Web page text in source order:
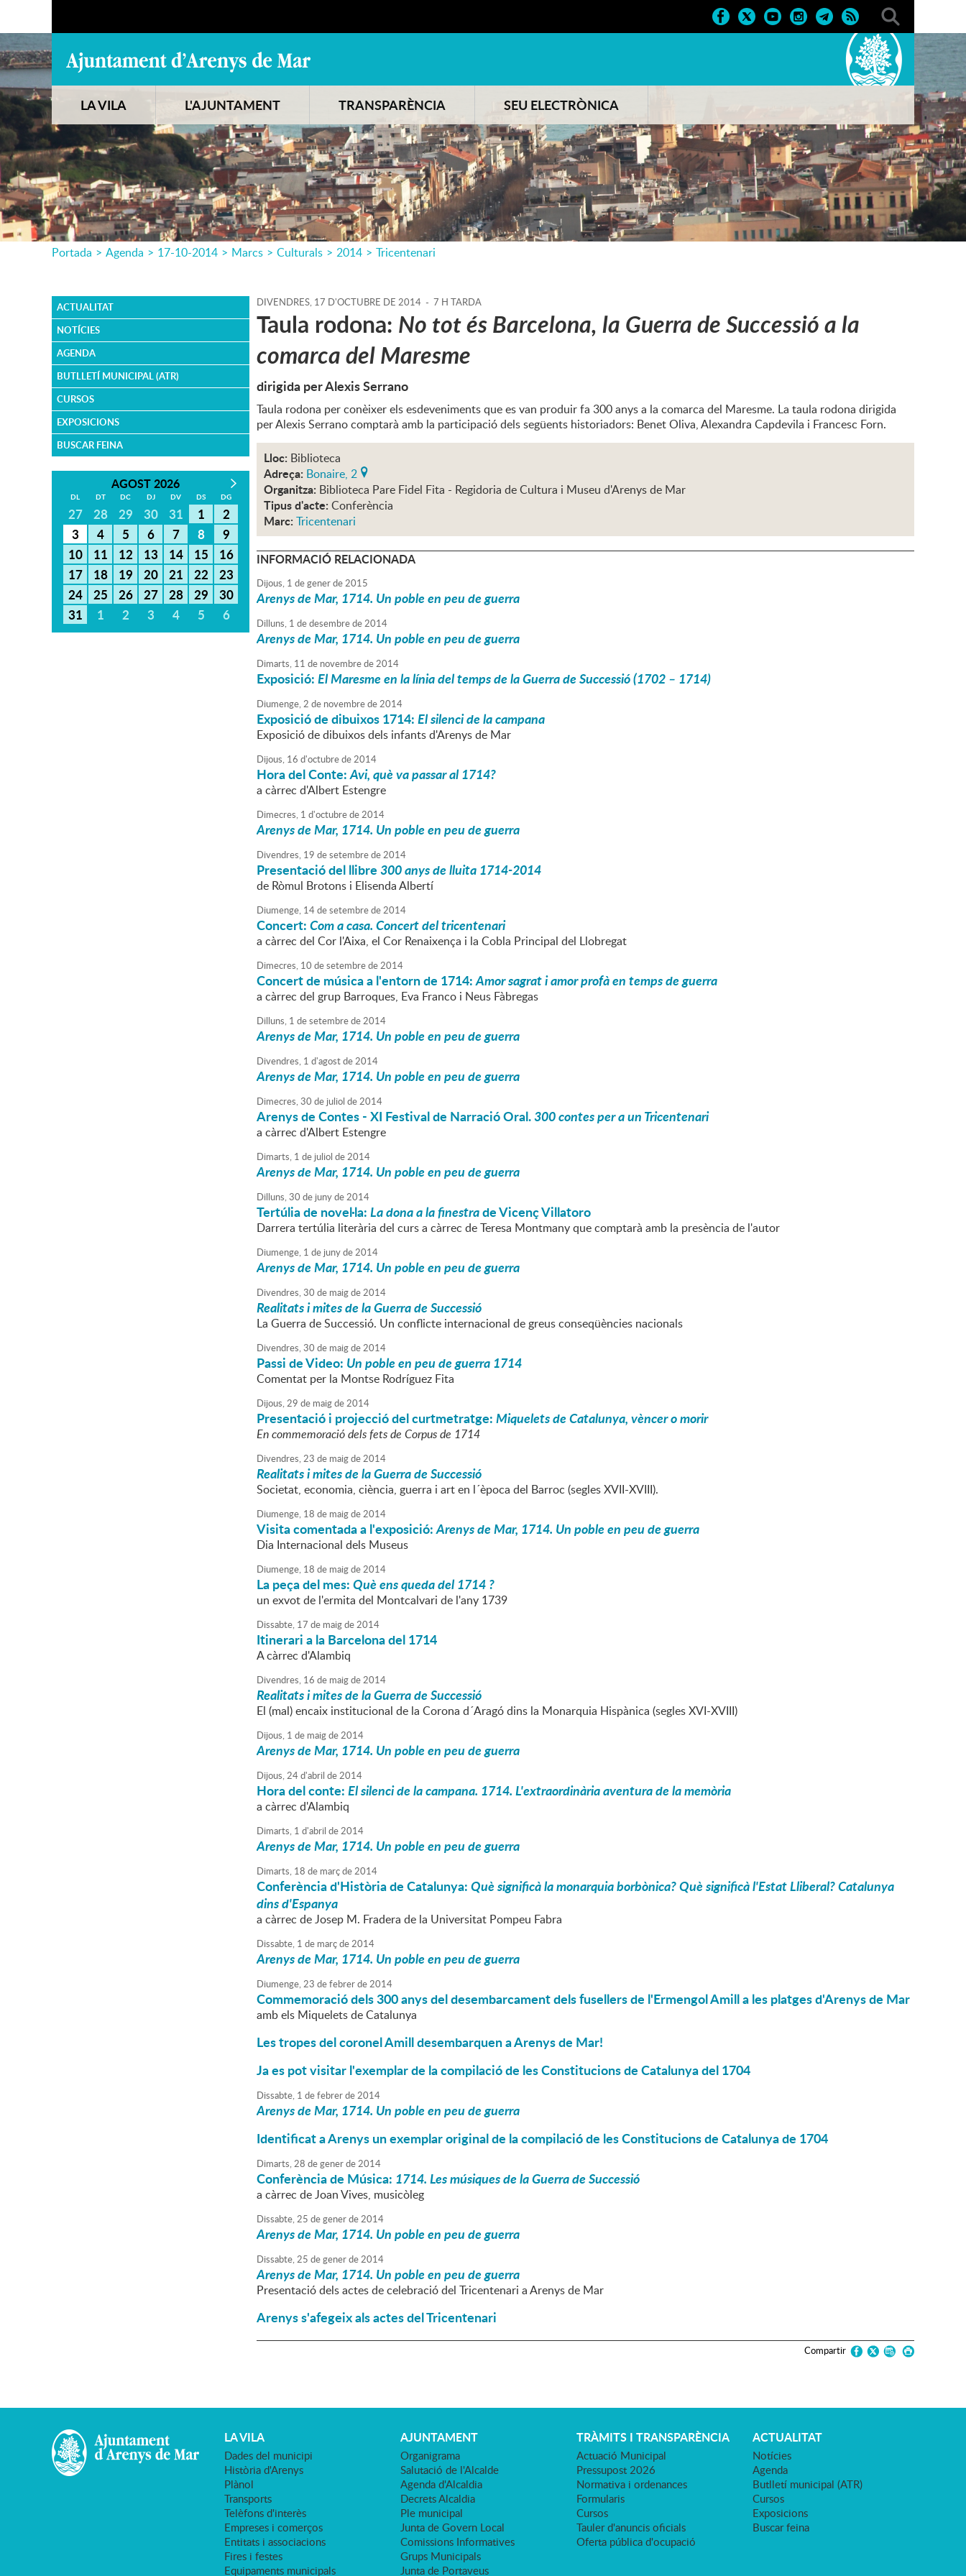
LA VILA L'AJUNTAMENT TRANSPARÈNCIA SEU ELECTRÒNICA
Portada > Agenda > 17-10-2014 > Marcs > Culturals > 2014 > Tricentenari
ACTUALITAT
NOTÍCIES
AGENDA
BUTLLETÍ MUNICIPAL (ATR)
CURSOS
EXPOSICIONS
BUSCAR FEINA
AGOST 2026
DL DT DC DJ DV DS DG
27 28 29 30 31 1
2
3
4 5 6 7 8
9
10
11 12 13 14 15
16
17
18 19 20 21 22
23
24
25 26 27 28 29
30
31
1 2 3 4 5 6
DIVENDRES, 17 D'OCTUBRE DE 2014 - 7 H TARDA
Taula rodona: No tot és Barcelona, la Guerra de Successió a la
comarca del Maresme
dirigida per Alexis Serrano
Taula rodona per conèixer els esdeveniments que es van produir fa 300 anys a la comarca del Maresme. La taula rodona dirigida
per Alexis Serrano comptarà amb la participació dels següents historiadors: Benet Oliva, Alexandra Capdevila i Francesc Forn.
Lloc: Biblioteca
Adreça: Bonaire, 2
Organitza: Biblioteca Pare Fidel Fita - Regidoria de Cultura i Museu d'Arenys de Mar
Tipus d'acte: Conferència
Marc: Tricentenari
INFORMACIÓ RELACIONADA
Dijous, 1 degenerde2015
Arenys de Mar, 1714. Un poble en peu de guerra
Dilluns, 1 dedesembrede2014
Arenys de Mar, 1714. Un poble en peu de guerra
Dimarts, 11 de novembrede2014
Exposició:El Maresme en la línia del temps de la Guerra de Successió (1702 – 1714)
Diumenge,2 de novembrede2014
Exposició de dibuixos 1714:El silenci de la campana
Exposició de dibuixos dels infants d'Arenys de Mar
Dijous, 16 d'octubrede2014
Hora del Conte:Avi, què va passar al 1714?
a càrrec d'Albert Estengre
Dimecres, 1 d'octubrede2014
Arenys de Mar, 1714. Un poble en peu de guerra
Divendres, 19 desetembrede2014
Presentació del llibre300 anys de lluita 1714-2014
de Ròmul Brotons i Elisenda Albertí
Diumenge, 14desetembrede2014
Concert:Com a casa. Concert del tricentenari
a càrrec del Cor l'Aixa, el Cor Renaixença i la Cobla Principal del Llobregat
Dimecres, 10 desetembrede2014
Concert de música a l'entorn de 1714:Amor sagrat i amor profà en temps de guerra
a càrrec del grup Barroques, Eva Franco i Neus Fàbregas
Dilluns, 1 desetembrede2014
Arenys de Mar, 1714. Un poble en peu de guerra
Divendres, 1 d'agostde2014
Arenys de Mar, 1714. Un poble en peu de guerra
Dimecres,30 de juliol de2014
Arenys de Contes - XI Festival de Narració Oral.300 contes per a un Tricentenari
a càrrec d'Albert Estengre
Dimarts, 1 de juliol de2014
Arenys de Mar, 1714. Un poble en peu de guerra
Dilluns,30 de junyde2014
Tertúlia de novel·la:La dona a la finestrade Vicenç Villatoro
Darrera tertúlia literària del curs a càrrec de Teresa Montmany que comptarà amb la presència de l'autor
Diumenge, 1 de junyde2014
Arenys de Mar, 1714. Un poble en peu de guerra
Divendres,30 de maigde2014
Realitats i mites de la Guerra de Successió
La Guerra de Successió. Un conflicte internacional de greus conseqüències nacionals
Divendres,30 de maigde2014
Passi de Video: Un poble en peu de guerra 1714
Comentat per la Montse Rodríguez Fita
Dijous,29 de maigde2014
Presentació i projecció del curtmetratge:Miquelets de Catalunya, vèncer o morir
En commemoració dels fets de Corpus de 1714
Divendres,23 de maigde2014
Realitats i mites de la Guerra de Successió
Societat, economia, ciència, guerra i art en l´època del Barroc (segles XVII-XVIII).
Diumenge, 18 de maigde2014
Visita comentada a l'exposició:Arenys de Mar, 1714. Un poble en peu de guerra
Dia Internacional dels Museus
Diumenge, 18 de maigde2014
La peça del mes:Què ens queda del 1714 ?
un exvot de l'ermita del Montcalvari de l'any 1739
Dissabte, 17 de maigde2014
Itinerari a la Barcelona del 1714
A càrrec d'Alambiq
Divendres, 16 de maigde2014
Realitats i mites de la Guerra de Successió
El (mal) encaix institucional de la Corona d´Aragó dins la Monarquia Hispànica (segles XVI-XVIII)
Dijous, 1 de maigde2014
Arenys de Mar, 1714. Un poble en peu de guerra
Dijous,24d'abril de2014
Hora del conte:El silenci de la campana. 1714. L'extraordinària aventura de la memòria
a càrrec d'Alambiq
Dimarts, 1 d'abril de2014
Arenys de Mar, 1714. Un poble en peu de guerra
Dimarts, 18 de marçde2014
Conferència d'Història de Catalunya:Què significà la monarquia borbònica? Què significà l'Estat Lliberal? Catalunya
dins d'Espanya
a càrrec de Josep M. Fradera de la Universitat Pompeu Fabra
Dissabte, 1 de marçde2014
Arenys de Mar, 1714. Un poble en peu de guerra
Diumenge,23 defebrerde2014
Commemoració dels 300 anys del desembarcament dels fusellers de l'Ermengol Amill a les platges d'Arenys de Mar
amb els Miquelets de Catalunya
Les tropes del coronel Amill desembarquen a Arenys de Mar!
Ja es pot visitar l'exemplar de la compilació de les Constitucions de Catalunya del 1704
Dissabte, 1 defebrerde2014
Arenys de Mar, 1714. Un poble en peu de guerra
Identificat a Arenys un exemplar original de la compilació de les Constitucions de Catalunya de 1704
Dimarts,28 degenerde2014
Conferència de Música: 1714. Les músiques de la Guerra de Successió
a càrrec de Joan Vives, musicòleg
Dissabte,25 degenerde2014
Arenys de Mar, 1714. Un poble en peu de guerra
Dissabte,25 degenerde2014
Arenys de Mar, 1714. Un poble en peu de guerra
Presentació dels actes de celebració del Tricentenari a Arenys de Mar
Arenys s'afegeix als actes del Tricentenari
Compartir
LA VILA
Dades del municipi
Història d'Arenys
Plànol
Transports
Telèfons d'interès
Empreses i comerços
Entitats i associacions
Fires i festes
Equipaments municipals
AJUNTAMENT
Organigrama
Salutació de l'Alcalde
Agenda d'Alcaldia
Decrets Alcaldia
Ple municipal
Junta de Govern Local
Comissions Informatives
Grups Municipals
Junta de Portaveus
TRÀMITS I TRANSPARÈNCIA
Actuació Municipal
Pressupost 2026
Normativa i ordenances
Formularis
Cursos
Tauler d'anuncis oficials
Oferta pública d'ocupació
ACTUALITAT
Notícies
Agenda
Butlletí municipal (ATR)
Cursos
Exposicions
Buscar feina